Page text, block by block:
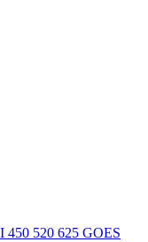
520 625 GOES